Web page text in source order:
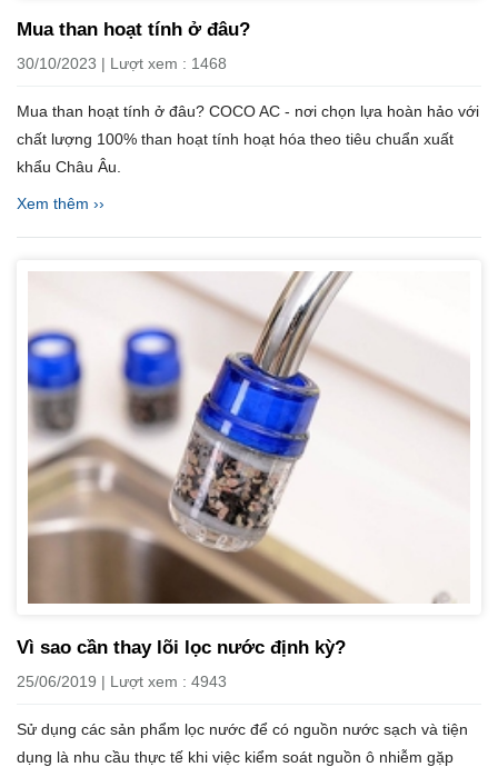
Mua than hoạt tính ở đâu?
30/10/2023 | Lượt xem : 1468
Mua than hoạt tính ở đâu? COCO AC - nơi chọn lựa hoàn hảo với
chất lượng 100% than hoạt tính hoạt hóa theo tiêu chuẩn xuất
khẩu Châu Âu.
Xem thêm ››
Vì sao cần thay lõi lọc nước định kỳ?
25/06/2019 | Lượt xem : 4943
Sử dụng các sản phẩm lọc nước để có nguồn nước sạch và tiện
dụng là nhu cầu thực tế khi việc kiểm soát nguồn ô nhiễm gặp